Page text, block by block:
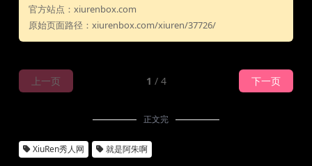
官方站点：xiurenbox.com
原始页面路径：xiurenbox.com/xiuren/37726/
上一页 1 / 4 下一页
正文完
XiuRen秀人网 就是阿朱啊